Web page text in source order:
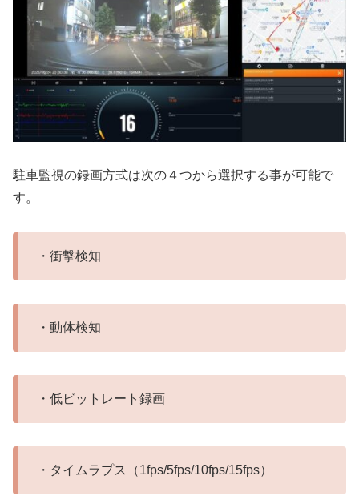
駐車監視の録画方式は次の４つから選択する事が可能で
す。
・衝撃検知
・動体検知
・低ビットレート録画
・タイムラプス（1fps/5fps/10fps/15fps）